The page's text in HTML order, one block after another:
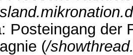
Posteingang der
(/